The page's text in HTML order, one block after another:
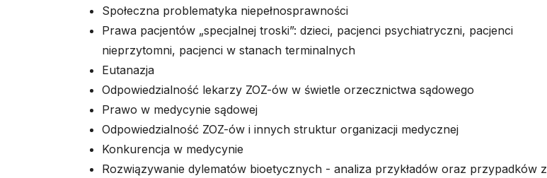
Społeczna problematyka niepełnosprawności
Prawa pacjentów „specjalnej troski”: dzieci, pacjenci psychiatryczni, pacjenci
nieprzytomni, pacjenci w stanach terminalnych
Eutanazja
Odpowiedzialność lekarzy ZOZ-ów w świetle orzecznictwa sądowego
Prawo w medycynie sądowej
Odpowiedzialność ZOZ-ów i innych struktur organizacji medycznej
Konkurencja w medycynie
Rozwiązywanie dylematów bioetycznych - analiza przykładów oraz przypadków z